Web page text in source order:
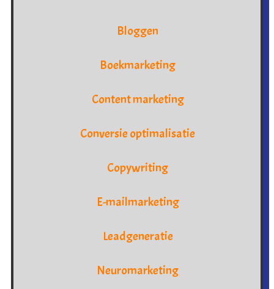
Bloggen
Boekmarketing
Content marketing
Conversie optimalisatie
Copywriting
E-mailmarketing
Leadgeneratie
Neuromarketing